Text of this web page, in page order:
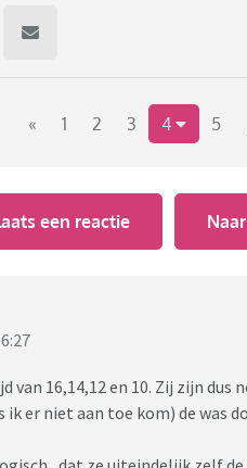
aan als ik zie dat er dingen in
is er ook 'gewoon' vrij
gekke Henkie, die continu de
voorgegaan hierin; hoe heb je
Afspraken gemaakt over de
eerst alles opsparen tot ze
meningen!
« 1 2 3 4 5
een reactie
van 16,14,12 en 10. Zij zijn dus
er niet aan toe kom) de was